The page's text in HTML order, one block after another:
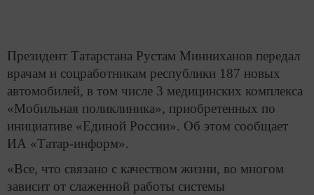
Президент Татарстана Рустам Минниханов передал
врачам и соцработникам республики 187 новых
автомобилей, в том числе 3 медицинских комплекса
«Мобильная поликлиника», приобретенных по
инициативе «Единой России». Об этом сообщает
ИА «Татар-информ».
«Все, что связано с качеством жизни, во многом
зависит от слаженной работы системы